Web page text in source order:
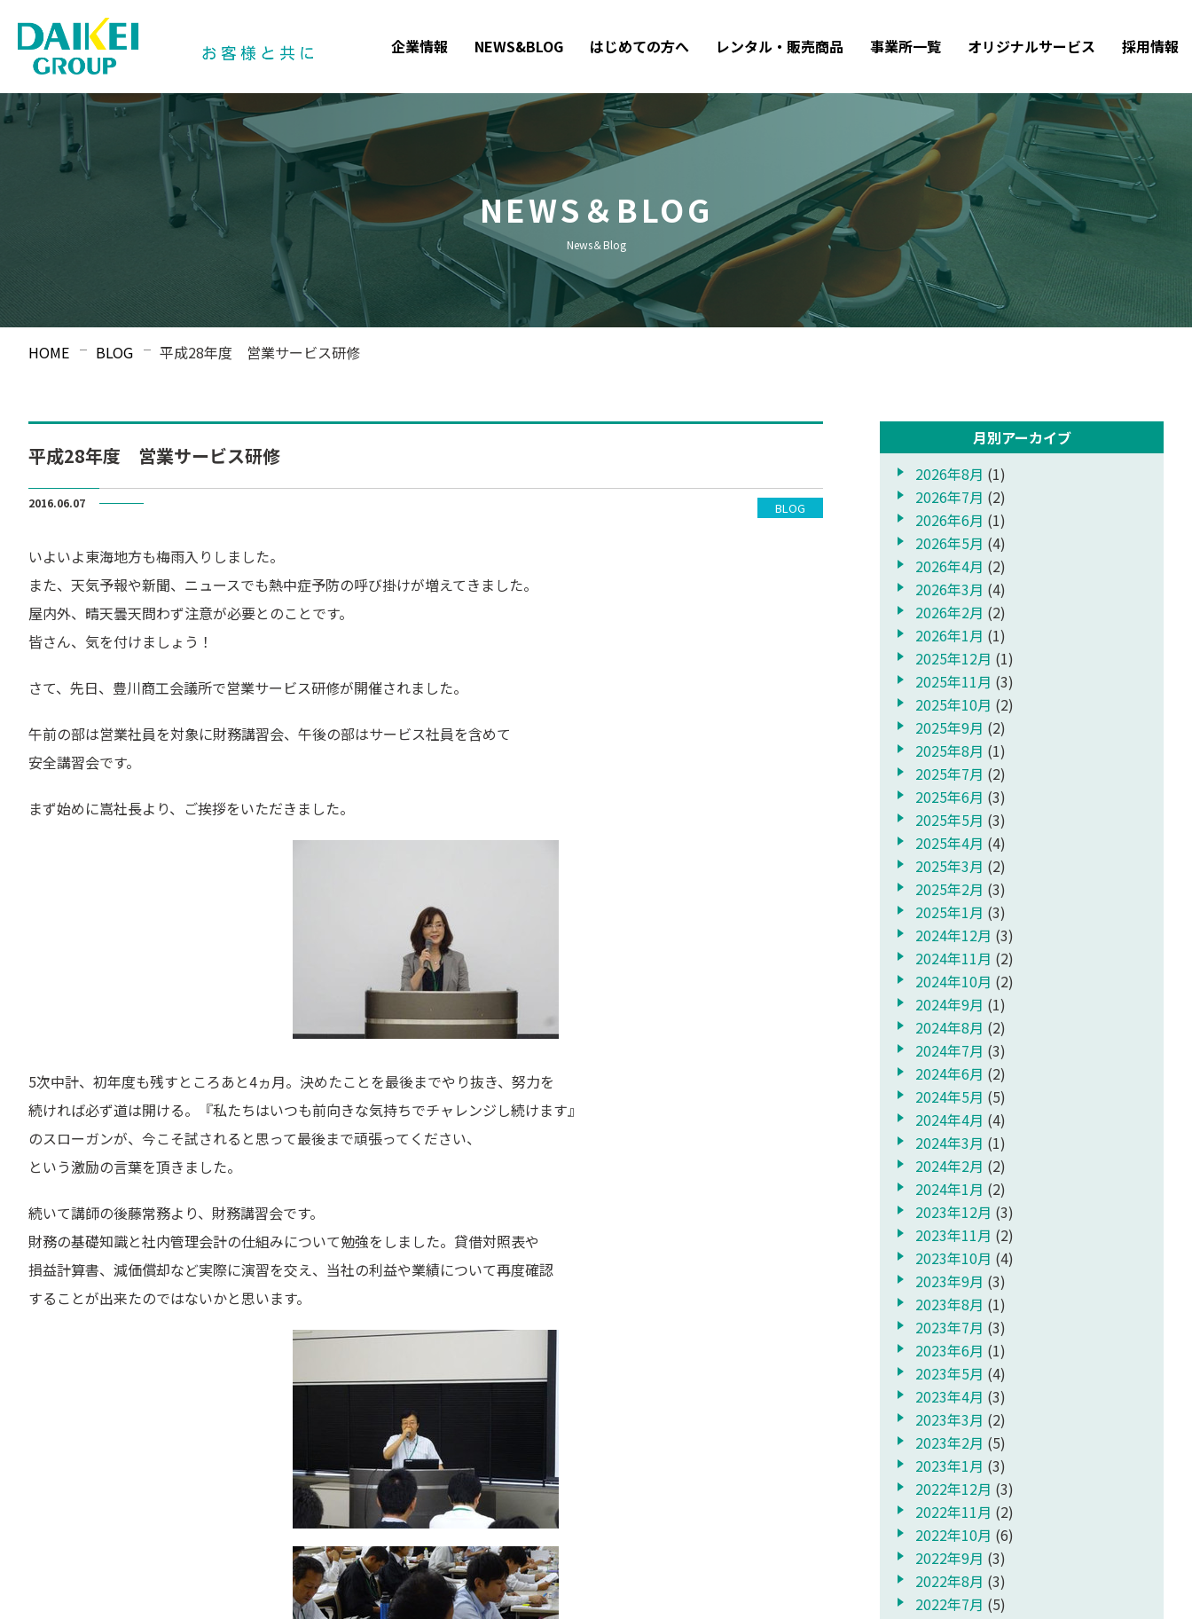
企業情報 NEWS&BLOG はじめての方へ レンタル・販売商品 事業所一覧 オリジナルサービス 採用情報
NEWS＆BLOG
News＆Blog
HOME BLOG 平成28年度 営業サービス研修
平成28年度 営業サービス研修
2016.06.07 BLOG
いよいよ東海地方も梅雨入りしました。
また、天気予報や新聞、ニュースでも熱中症予防の呼び掛けが増えてきました。
屋内外、晴天曇天問わず注意が必要とのことです。
皆さん、気を付けましょう！
さて、先日、豊川商工会議所で営業サービス研修が開催されました。
午前の部は営業社員を対象に財務講習会、午後の部はサービス社員を含めて
安全講習会です。
まず始めに嵩社長より、ご挨拶をいただきました。
5次中計、初年度も残すところあと4ヵ月。決めたことを最後までやり抜き、努力を
続ければ必ず道は開ける。『私たちはいつも前向きな気持ちでチャレンジし続けます』
のスローガンが、今こそ試されると思って最後まで頑張ってください、
という激励の言葉を頂きました。
続いて講師の後藤常務より、財務講習会です。
財務の基礎知識と社内管理会計の仕組みについて勉強をしました。貸借対照表や
損益計算書、減価償却など実際に演習を交え、当社の利益や業績について再度確認
することが出来たのではないかと思います。
月別アーカイブ
2026年8月 (1)
2026年7月 (2)
2026年6月 (1)
2026年5月 (4)
2026年4月 (2)
2026年3月 (4)
2026年2月 (2)
2026年1月 (1)
2025年12月 (1)
2025年11月 (3)
2025年10月 (2)
2025年9月 (2)
2025年8月 (1)
2025年7月 (2)
2025年6月 (3)
2025年5月 (3)
2025年4月 (4)
2025年3月 (2)
2025年2月 (3)
2025年1月 (3)
2024年12月 (3)
2024年11月 (2)
2024年10月 (2)
2024年9月 (1)
2024年8月 (2)
2024年7月 (3)
2024年6月 (2)
2024年5月 (5)
2024年4月 (4)
2024年3月 (1)
2024年2月 (2)
2024年1月 (2)
2023年12月 (3)
2023年11月 (2)
2023年10月 (4)
2023年9月 (3)
2023年8月 (1)
2023年7月 (3)
2023年6月 (1)
2023年5月 (4)
2023年4月 (3)
2023年3月 (2)
2023年2月 (5)
2023年1月 (3)
2022年12月 (3)
2022年11月 (2)
2022年10月 (6)
2022年9月 (3)
2022年8月 (3)
2022年7月 (5)